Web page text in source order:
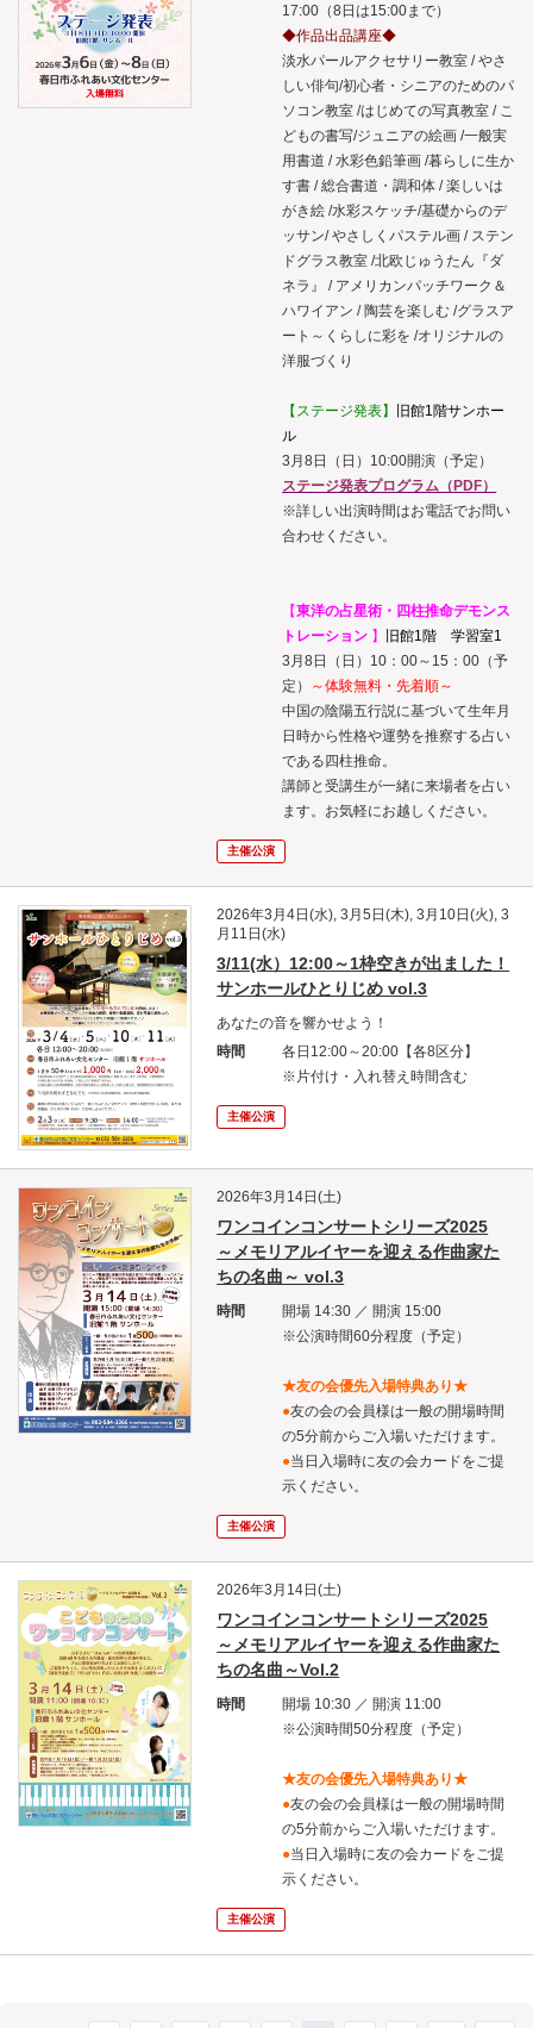
17:00（8日は15:00まで）
◆作品出品講座◆
淡水パールアクセサリー教室 / やさ
しい俳句/初心者・シニアのためのパ
ソコン教室 /はじめての写真教室 / こ
どもの書写/ジュニアの絵画 /一般実
用書道 / 水彩色鉛筆画 /暮らしに生か
す書 / 総合書道・調和体 / 楽しいは
がき絵 /水彩スケッチ/基礎からのデ
ッサン/ やさしくパステル画 / ステン
ドグラス教室 /北欧じゅうたん『ダ
ネラ』 / アメリカンパッチワーク＆
ハワイアン / 陶芸を楽しむ /グラスア
ート～くらしに彩を /オリジナルの
洋服づくり
【ステージ発表】
旧館1階サンホー
ル
3月8日（日）10:00開演（予定）
ステージ発表プログラム（PDF）
※詳しい出演時間はお電話でお問い
合わせください。
【東洋の占星術・四柱推命デモンス
トレーション 】
旧館1階 学習室1
3月8日（日）10：00～15：00（予
定）
～体験無料・先着順～
中国の陰陽五行説に基づいて生年月
日時から性格や運勢を推察する占い
である四柱推命。
講師と受講生が一緒に来場者を占い
ます。お気軽にお越しください。
主催公演
2026年3月4日(水), 3月5日(木), 3月10日(火), 3
月11日(水)
3/11(水）12:00～1枠空きが出ました！
サンホールひとりじめ vol.3
あなたの音を響かせよう！
時間
各日12:00～20:00【各8区分】
※片付け・入れ替え時間含む
主催公演
2026年3月14日(土)
ワンコインコンサートシリーズ2025
～メモリアルイヤーを迎える作曲家た
ちの名曲～ vol.3
時間
開場 14:30 ／ 開演 15:00
※公演時間60分程度（予定）
★友の会優先入場特典あり★
●友の会の会員様は一般の開場時間
の5分前からご入場いただけます。
●当日入場時に友の会カードをご提
示ください。
主催公演
2026年3月14日(土)
ワンコインコンサートシリーズ2025
～メモリアルイヤーを迎える作曲家た
ちの名曲～Vol.2
時間
開場 10:30 ／ 開演 11:00
※公演時間50分程度（予定）
★友の会優先入場特典あり★
●友の会の会員様は一般の開場時間
の5分前からご入場いただけます。
●当日入場時に友の会カードをご提
示ください。
主催公演